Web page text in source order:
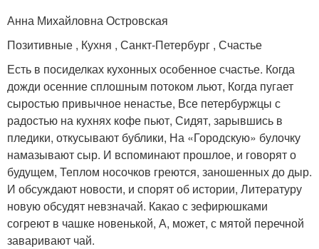
Анна Михайловна Островская
Позитивные , Кухня , Санкт-Петербург , Счастье
Есть в посиделках кухонных особенное счастье. Когда
дожди осенние сплошным потоком льют, Когда пугает
сыростью привычное ненастье, Все петербуржцы с
радостью на кухнях кофе пьют, Сидят, зарывшись в
пледики, откусывают бублики, На «Городскую» булочку
намазывают сыр. И вспоминают прошлое, и говорят о
будущем, Теплом носочков греются, заношенных до дыр.
И обсуждают новости, и спорят об истории, Литературу
новую обсудят невзначай. Какао с зефирюшками
согреют в чашке новенькой, А, может, с мятой перечной
заваривают чай.